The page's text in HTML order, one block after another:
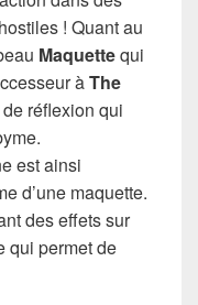
! Quant au
Maquettequi
àThe
de réflexion qui
est ainsi
d’une maquette.
des effets sur
qui permet de